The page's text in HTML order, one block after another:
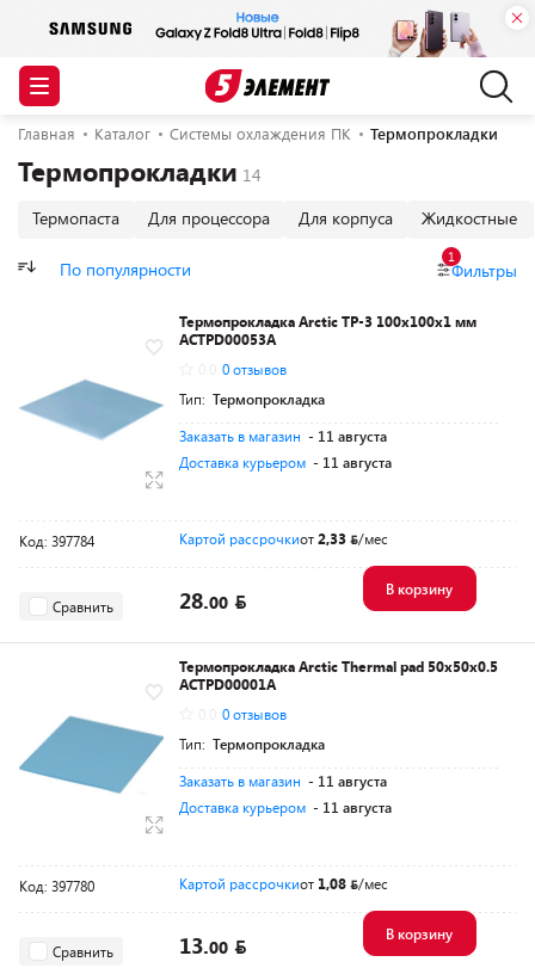
Главная Каталог Системы охлаждения ПК Термопрокладки
Термопрокладки
Термопаста Для процессора Для корпуса Жидкостные
По популярности Фильтры
1
Термопрокладка Arctic TP-3 100x100x1 мм
ACTPD00053A
0 отзывов
Тип: Термопрокладка
Заказать в магазин - 11 августа
Доставка курьером - 11 августа
Код: 397784 Картой рассрочкиот2,33 /мес
Сравнить 28.00
В корзину
Термопрокладка Arctic Thermal pad 50x50x0.5
ACTPD00001A
0 отзывов
Тип: Термопрокладка
Заказать в магазин - 11 августа
Доставка курьером - 11 августа
Код: 397780 Картой рассрочкиот 1,08 /мес
Сравнить 13.00
В корзину